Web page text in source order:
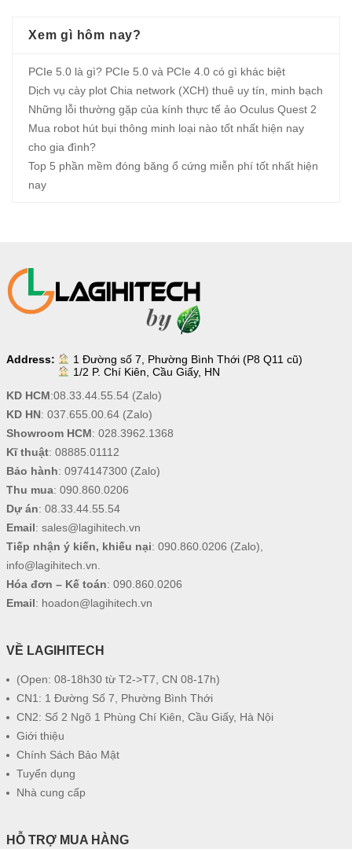
Xem gì hôm nay?
PCIe 5.0 là gì? PCIe 5.0 và PCIe 4.0 có gì khác biệt
Dịch vụ cày plot Chia network (XCH) thuê uy tín, minh bạch
Những lỗi thường gặp của kính thực tế ảo Oculus Quest 2
Mua robot hút bụi thông minh loại nào tốt nhất hiện nay
cho gia đình?
Top 5 phần mềm đóng băng ổ cứng miễn phí tốt nhất hiện
nay
Address:
1 Đường số 7, Phường Bình Thới (P8 Q11 cũ)
1/2 P. Chí Kiên, Cầu Giấy, HN
KD HCM:08.33.44.55.54(Zalo)
KD HN: 037.655.00.64(Zalo)
Showroom HCM: 028.3962.1368
Kĩ thuật: 08885.01112
Bảo hành: 0974147300(Zalo)
Thu mua: 090.860.0206
Dự án: 08.33.44.55.54
Email: sales@lagihitech.vn
Tiếp nhận ý kiến, khiếu nại: 090.860.0206 (Zalo),
info@lagihitech.vn
Hóa đơn – Kế toán: 090.860.0206
Email: hoadon@lagihitech.vn
VỀ LAGIHITECH
(Open: 08-18h30 từ T2->T7, CN 08-17h)
CN1: 1 Đường Số 7, Phường Bình Thới
CN2: Số 2 Ngõ 1 Phùng Chí Kiên, Cầu Giấy, Hà Nội
Giới thiệu
Chính Sách Bảo Mật
Tuyển dụng
Nhà cung cấp
HỖ TRỢ MUA HÀNG